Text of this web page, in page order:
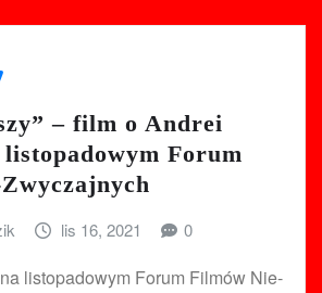
– film o Andrei
Forum
lis 16, 2021 0
listopadowym Forum Filmów Nie-